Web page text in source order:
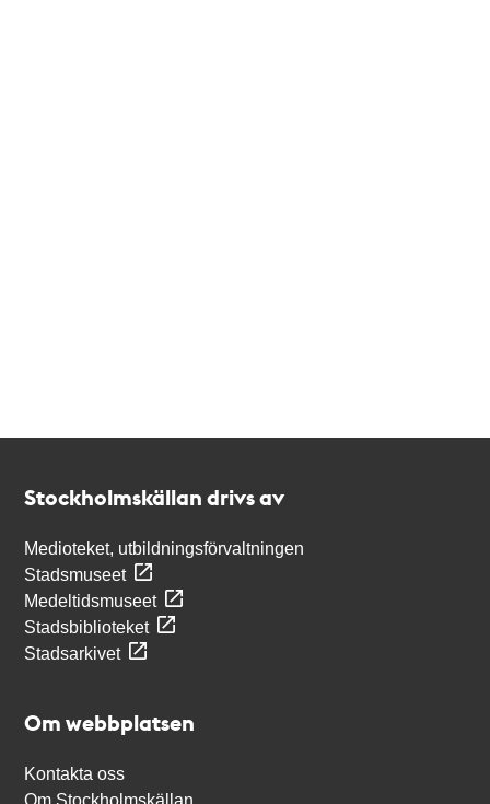
Stockholmskällan drivs av
Medioteket, utbildningsförvaltningen
Stadsmuseet
Medeltidsmuseet
Stadsbiblioteket
Stadsarkivet
Om webbplatsen
Kontakta oss
Om Stockholmskällan